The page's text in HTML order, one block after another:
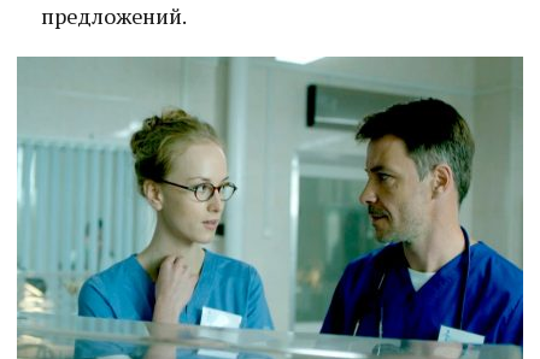
предложений.